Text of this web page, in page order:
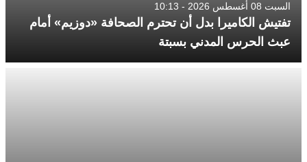
السبت 08 أغسطس 2026 - 10:13
تفتيش الكاميرا بدل أن تحترم الصحافة «دوزيم» أمام
عبث الحرس المدني بسبتة